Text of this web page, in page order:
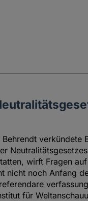
verkündete
wirft Fragen
nicht noch Anfang
für